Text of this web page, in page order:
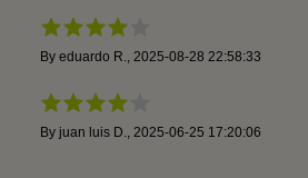
By eduardo R. 2025-08-28 22:58:33
By juan luis D. 2025-06-25 17:20:06